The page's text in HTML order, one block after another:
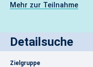
Mehr zur Teilnahme
Detailsuche
Zielgruppe